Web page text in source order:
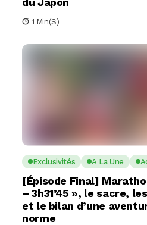
1 Min(s)
Exclusivités A La Une
[Épisode Final]
– 3h31’45 », le sacre,
et le bilan d’une
norme